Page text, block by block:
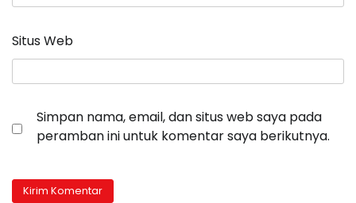
Situs Web
Simpan nama, email, dan situs web saya pada
peramban ini untuk komentar saya berikutnya.